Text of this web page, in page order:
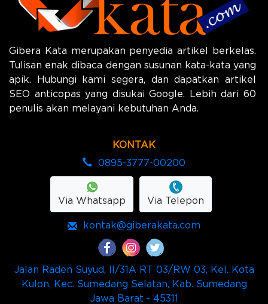
Gibera Kata merupakan penyedia artikel berkelas.
Tulisan enak dibaca dengan susunan kata-kata yang
apik. Hubungi kami segera, dan dapatkan artikel
SEO anticopas yang disukai Google. Lebih dari 60
penulis akan melayani kebutuhan Anda.
KONTAK
0895-3777-00200
Via Whatsapp Via Telepon
kontak@giberakata.com
Jalan Raden Suyud, II/31A RT 03/RW 03, Kel. Kota
Kulon, Kec. Sumedang Selatan, Kab. Sumedang
Jawa Barat - 45311